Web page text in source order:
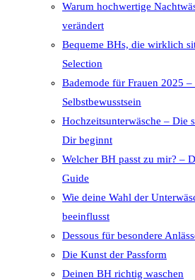
Warum hochwertige
verändert
Bequeme BHs, die wirklich
Selection
Bademode für Frauen 2025
Selbstbewusstsein
Hochzeitsunterwäsche – Die
Dir beginnt
Welcher BH passt zu mir? –
Guide
Wie deine Wahl der
beeinflusst
Dessous für besondere
Die Kunst der Passform
Deinen BH richtig waschen